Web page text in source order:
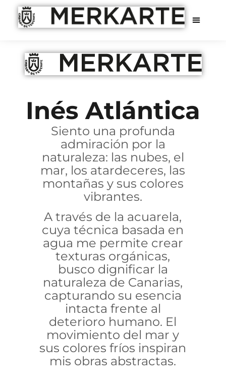
Inés Atlántica
Siento una profunda
admiración por la
naturaleza: las nubes, el
mar, los atardeceres, las
montañas y sus colores
vibrantes.
A través de la acuarela,
cuya técnica basada en
agua me permite crear
texturas orgánicas,
busco dignificar la
naturaleza de Canarias,
capturando su esencia
intacta frente al
deterioro humano. El
movimiento del mar y
sus colores fríos inspiran
mis obras abstractas.